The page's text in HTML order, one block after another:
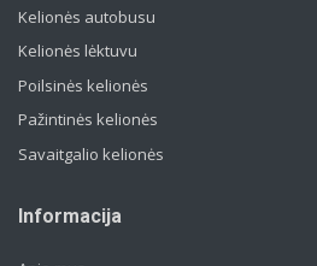
Kelionės autobusu
Kelionės lėktuvu
Poilsinės kelionės
Pažintinės kelionės
Savaitgalio kelionės
Informacija